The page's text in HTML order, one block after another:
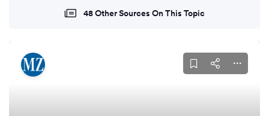
48 Other Sources On This Topic